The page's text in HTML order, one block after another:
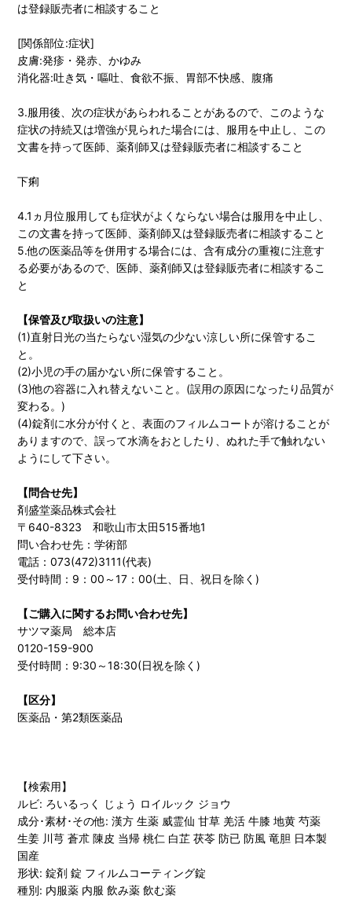
は登録販売者に相談すること
[関係部位:症状]
皮膚:発疹・発赤、かゆみ
消化器:吐き気・嘔吐、食欲不振、胃部不快感、腹痛
3.服用後、次の症状があらわれることがあるので、このような
症状の持続又は増強が見られた場合には、服用を中止し、この
文書を持って医師、薬剤師又は登録販売者に相談すること
下痢
4.1ヵ月位服用しても症状がよくならない場合は服用を中止し、
この文書を持って医師、薬剤師又は登録販売者に相談すること
5.他の医薬品等を併用する場合には、含有成分の重複に注意す
る必要があるので、医師、薬剤師又は登録販売者に相談するこ
と
【保管及び取扱いの注意】
(1)直射日光の当たらない湿気の少ない涼しい所に保管するこ
と。
(2)小児の手の届かない所に保管すること。
(3)他の容器に入れ替えないこと。(誤用の原因になったり品質が
変わる。)
(4)錠剤に水分が付くと、表面のフィルムコートが溶けることが
ありますので、誤って水滴をおとしたり、ぬれた手で触れない
ようにして下さい。
【問合せ先】
剤盛堂薬品株式会社
〒640-8323 和歌山市太田515番地1
問い合わせ先：学術部
電話：073(472)3111(代表)
受付時間：9：00～17：00(土、日、祝日を除く)
【ご購入に関するお問い合わせ先】
サツマ薬局 総本店
0120-159-900
受付時間：9:30～18:30(日祝を除く)
【区分】
医薬品・第2類医薬品
【検索用】
ルビ: ろいるっく じょう ロイルック ジョウ
成分･素材･その他: 漢方 生薬 威霊仙 甘草 羌活 牛膝 地黄 芍薬
生姜 川芎 蒼朮 陳皮 当帰 桃仁 白芷 茯苓 防已 防風 竜胆 日本製
国産
形状: 錠剤 錠 フィルムコーティング錠
種別: 内服薬 内服 飲み薬 飲む薬